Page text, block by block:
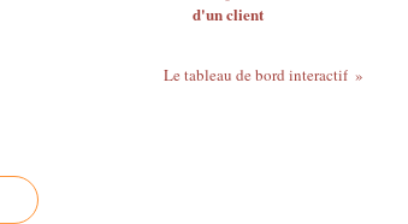
d'un client
Le tableau de bord interactif